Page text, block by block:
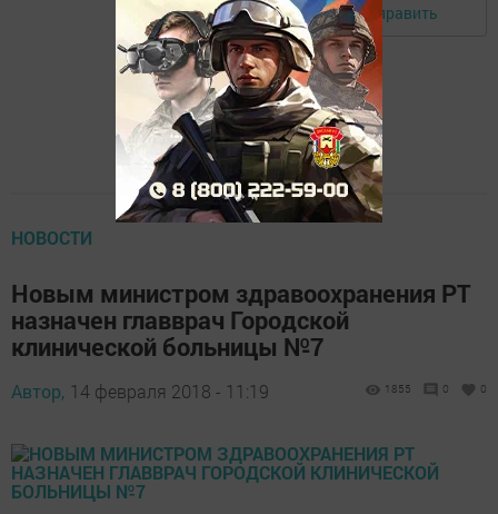
Авторизоваться Отправить
НОВОСТИ
Новым министром здравоохранения РТ
назначен главврач Городской
клинической больницы №7
Автор, 14 февраля 2018 - 11:19 1855 0 0